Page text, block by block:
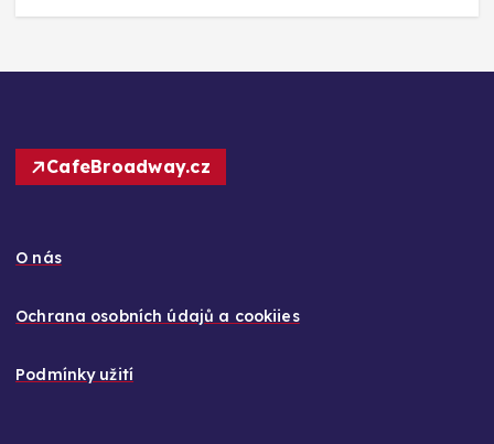
CafeBroadway.cz
O nás
Ochrana osobních údajů a cookiies
Podmínky užití